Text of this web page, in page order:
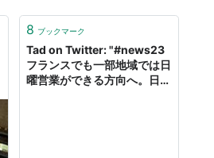
8 ブックマーク
Tad on Twitter: "#news23
フランスでも一部地域では日
曜営業ができる方向へ。日本